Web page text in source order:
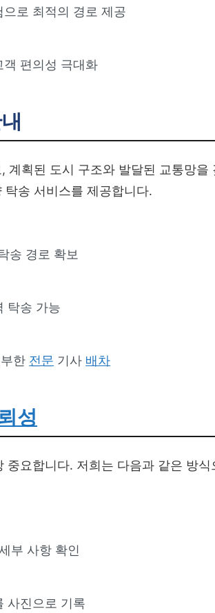
로 최적의 경로 제공
편의성 극대화
계획된 도시 구조와 발달된 교통망을
송 서비스를 제공합니다.
송 경로 확보
탁송 가능
한 전문 기사 배차
성
요합니다. 저희는 다음과 같은 방식
부 사항 확인
사진으로 기록